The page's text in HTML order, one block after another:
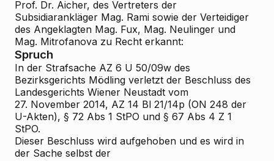
Prof. Dr. Aicher, des Vertreters der
Subsidiarankläger Mag. Rami sowie der Verteidiger
des Angeklagten Mag. Fux, Mag. Neulinger und
Mag. Mitrofanova zu Recht erkannt:
Spruch
In der Strafsache AZ 6 U 50/09w des
Bezirksgerichts Mödling verletzt der Beschluss des
Landesgerichts Wiener Neustadt vom
27. November 2014, AZ 14 Bl 21/14p (ON 248 der
U-Akten), § 72 Abs 1 StPO und § 67 Abs 4 Z 1
StPO.
Dieser Beschluss wird aufgehoben und es wird in
der Sache selbst der